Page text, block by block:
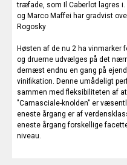
træfade, som Il Caberlot lagres
og Marco Maffei har gradvist
Rogosky
Høsten af de nu 2 ha vinmarker
og druerne udvælges på det
dernæst endnu en gang på
vinifikation. Denne umådeligt
sammen med fleksibiliteten af
"Carnasciale-knolden" er
eneste årgang er af
eneste årgang forskellige
niveau.